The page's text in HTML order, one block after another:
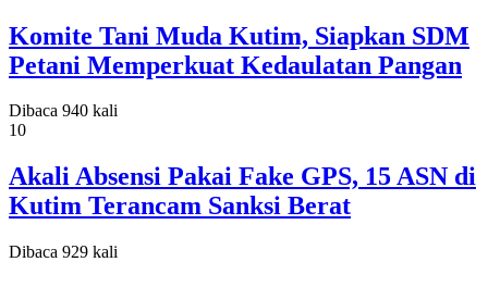
Komite Tani Muda Kutim, Siapkan SDM
Petani Memperkuat Kedaulatan Pangan
Dibaca 940 kali
10
Akali Absensi Pakai Fake GPS, 15 ASN di
Kutim Terancam Sanksi Berat
Dibaca 929 kali